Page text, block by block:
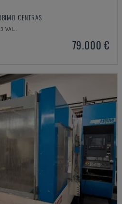
CENTRAS
VAL.
79.000 €